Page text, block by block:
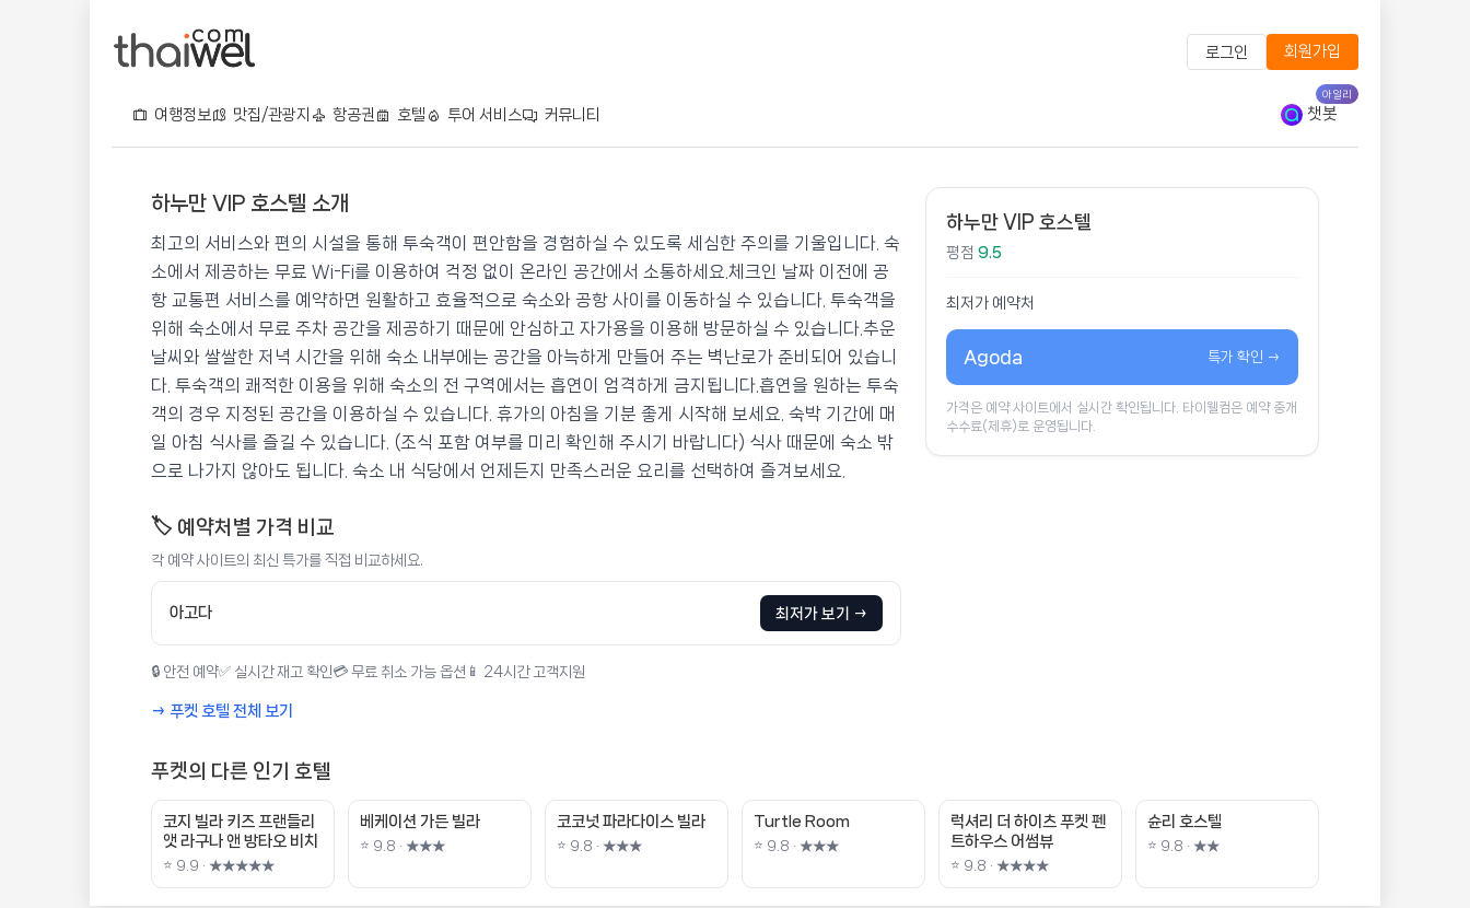
로그인 회원가입
여행정보 맛집/관광지 항공권 호텔 투어 서비스 커뮤니티 챗봇
아일리
하누만 VIP 호스텔
📍 푸켓★★★ ⭐ 9.5
💰 최저가 확인 · 예약하기
하누만 VIP 호스텔 소개
최고의 서비스와 편의 시설을 통해 투숙객이 편안함을 경험하실 수 있도록 세심한 주의를 기울입니다. 숙
소에서 제공하는 무료 Wi-Fi를 이용하여 걱정 없이 온라인 공간에서 소통하세요.체크인 날짜 이전에 공
항 교통편 서비스를 예약하면 원활하고 효율적으로 숙소와 공항 사이를 이동하실 수 있습니다. 투숙객을
위해 숙소에서 무료 주차 공간을 제공하기 때문에 안심하고 자가용을 이용해 방문하실 수 있습니다.추운
날씨와 쌀쌀한 저녁 시간을 위해 숙소 내부에는 공간을 아늑하게 만들어 주는 벽난로가 준비되어 있습니
다. 투숙객의 쾌적한 이용을 위해 숙소의 전 구역에서는 흡연이 엄격하게 금지됩니다.흡연을 원하는 투숙
객의 경우 지정된 공간을 이용하실 수 있습니다. 휴가의 아침을 기분 좋게 시작해 보세요. 숙박 기간에 매
일 아침 식사를 즐길 수 있습니다. (조식 포함 여부를 미리 확인해 주시기 바랍니다) 식사 때문에 숙소 밖
으로 나가지 않아도 됩니다. 숙소 내 식당에서 언제든지 만족스러운 요리를 선택하여 즐겨보세요.
🏷️ 예약처별 가격 비교
각 예약 사이트의 최신 특가를 직접 비교하세요.
아고다 최저가 보기 →
🔒 안전 예약✅ 실시간 재고 확인💳 무료 취소 가능 옵션 📱 24시간 고객지원
→ 푸켓 호텔 전체 보기
하누만 VIP 호스텔
평점 9.5
최저가 예약처
Agoda 특가 확인 →
가격은 예약 사이트에서 실시간 확인됩니다. 타이웰컴은 예약 중개
수수료(제휴)로 운영됩니다.
푸켓의 다른 인기 호텔
코지 빌라 키즈 프랜들리
앳 라구나 앤 방타오 비치
⭐ 9.9 · ★★★★★
베케이션 가든 빌라
⭐ 9.8 · ★★★
코코넛 파라다이스 빌라
⭐ 9.8 · ★★★
Turtle Room
⭐ 9.8 · ★★★
럭셔리 더 하이츠 푸켓 펜
트하우스 어썸뷰
⭐ 9.8 · ★★★★
슌리 호스텔
⭐ 9.8 · ★★